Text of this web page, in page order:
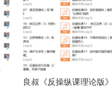
良叔《反操纵课理论版